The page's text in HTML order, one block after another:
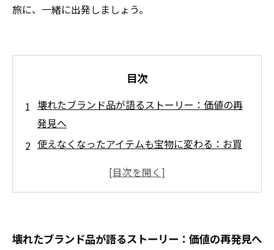
旅に、一緒に出発しましょう。
目次
壊れたブランド品が語るストーリー：価値の再
発見へ
使えなくなったアイテムも宝物に変わる：お買
思い出を再生する！壊れたブランド品の新たな
ド品との向き合い方
壊れたブランド品が語るストーリー：価値の再発見へ